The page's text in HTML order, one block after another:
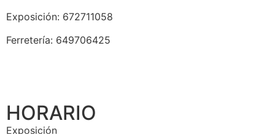
Exposición: 672711058
Ferretería: 649706425
HORARIO
Exposición